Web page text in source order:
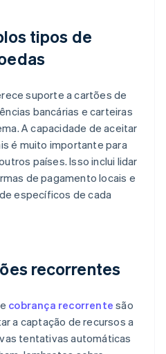
tipos de
suporte a cartões de
bancárias e carteiras
A capacidade de aceitar
é muito importante para
países. Isso inclui lidar
de pagamento locais e
específicos de cada
recorrentes
cobrança recorrente são
a captação de recursos a
tentativas automáticas